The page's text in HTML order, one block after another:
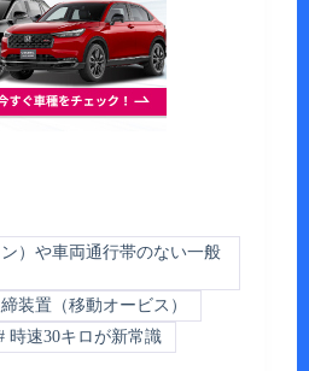
）や車両通行帯のない一般
装置（移動オービス）
時速30キロが新常識